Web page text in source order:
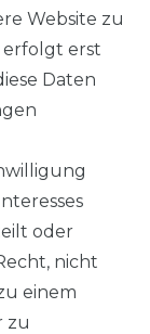
Website zu
erfolgt erst
Daten
oder
nicht
einem
zu